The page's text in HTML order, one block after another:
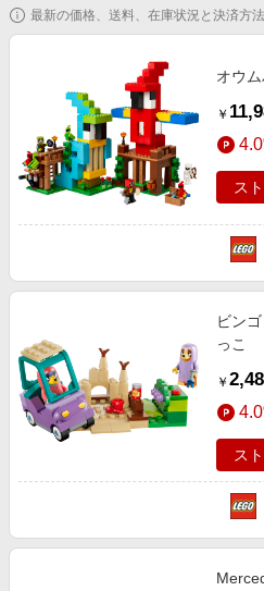
家電・PC・スマホ・カメラ
スポーツ・アウトドア・ゴルフ
インテリア・寝具
ペット・花・DIY・車
旅行・レジャー・ホテル予約
金融・マネー・保険
ビジネス・その他サービス
電子書籍特集
楽天サービス特集
旅行特集
わくわく夏特集
とことん買い物チャレンジ
Apple公式サイト×楽天カード分割
Samsung ボーナスキャンペーン
最新の価格、送料、在庫状況と決済方
オウ
￥
ス
ビン
っこ
￥
ス